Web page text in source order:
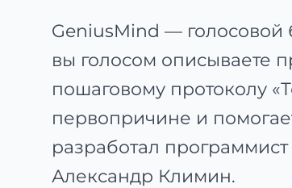
GeniusMind —
вы голосом описываете
пошаговому протоколу
первопричине и
разработал
Александр Климин.